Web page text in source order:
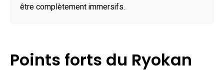
Pour prolonger l’expérience, les environs regorgent de
Shinano, ce ryokan capture l’essence même de Nagano,
être complètement immersifs.
Points forts du Ryokan